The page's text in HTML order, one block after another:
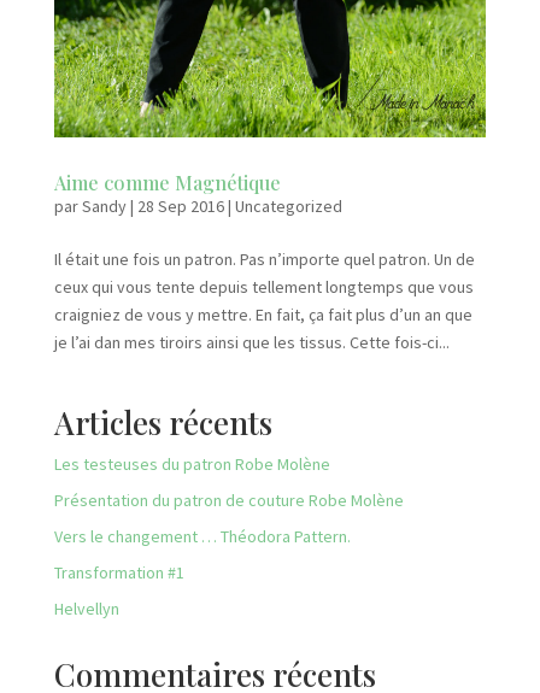
Aime comme Magnétique
parSandy| 28 Sep 2016| Uncategorized
Il était une fois un patron. Pas n’importe quel patron. Un de
ceux qui vous tente depuis tellement longtemps que vous
craigniez de vous y mettre. En fait, ça fait plus d’un an que
je l’ai dan mes tiroirs ainsi que les tissus. Cette fois-ci...
Articles récents
Les testeuses du patron Robe Molène
Présentation du patron de couture Robe Molène
Vers le changement … Théodora Pattern.
Transformation #1
Helvellyn
Commentaires récents